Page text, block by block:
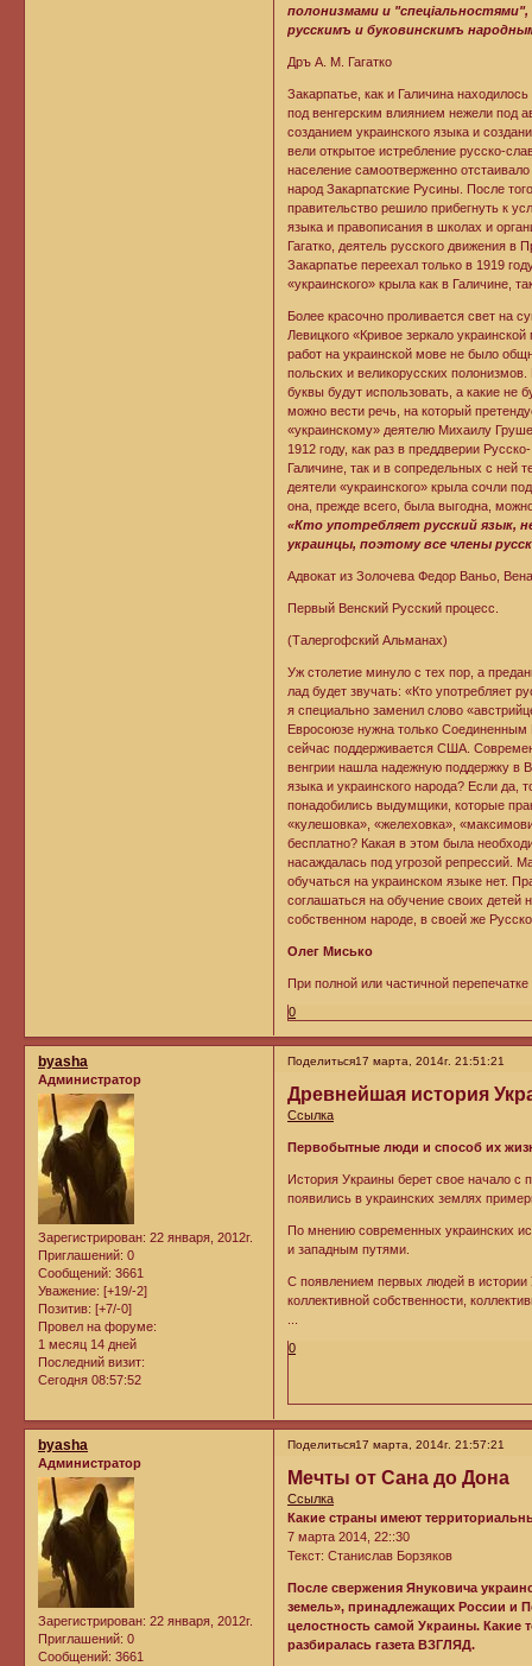
полонизмами и
русскимъ и буковинскимъ
Дръ А. М. Гагатко
Закарпатье, как и Галичина
под венгерским влиянием нежели под
созданием украинского языка и
вели открытое истребление русско-
население самоотверженно
народ Закарпатские Русины. После
правительство решило прибегнуть к
языка и правописания в школах и
Гагатко, деятель русского движения в
Закарпатье переехал только в 1919
«украинского» крыла как в Галичине,
Более красочно проливается свет на
Левицкого «Кривое зеркало
работ на украинской мове не было
польских и великорусских
буквы будут использовать, а какие не
можно вести речь, на который
«украинскому» деятелю Михаилу
1912 году, как раз в преддверии
Галичине, так и в сопредельных с ней
деятели «украинского» крыла сочли
она, прежде всего, была выгодна,
«Кто употребляет русский
украинцы, поэтому все члены
Адвокат из Золочева Федор Ваньо,
Первый Венский Русский процесс.
(Талергофский Альманах)
Уж столетие минуло с тех пор, а
лад будет звучать: «Кто употребляет
я специально заменил слово
Евросоюзе нужна только
сейчас поддерживается США.
венгрии нашла надежную поддержку в
языка и украинского народа? Если да,
понадобились выдумщики, которые
«кулешовка», «желеховка»,
бесплатно? Какая в этом была
насаждалась под угрозой репрессий.
обучаться на украинском языке нет.
соглашаться на обучение своих детей
собственном народе, в своей же
Олег Мисько
При полной или частичной
0
Поделиться17 марта, 2014г. 21:51:21
byasha
Администратор
Зарегистрирован: 22 января, 2012г.
Приглашений: 0
Сообщений: 3661
Уважение: [+19/-2]
Позитив: [+7/-0]
Провел на форуме:
1 месяц 14 дней
Последний визит:
Сегодня 08:57:52
Древнейшая история
Ссылка
Первобытные люди и способ их
История Украины берет свое начало с
появились в украинских землях
По мнению современных украинских
и западным путями.
С появлением первых людей в истории
коллективной собственности,
0
Поделиться17 марта, 2014г. 21:57:21
byasha
Администратор
Зарегистрирован: 22 января, 2012г.
Приглашений: 0
Сообщений: 3661
Мечты от Сана до Дона
Ссылка
Какие страны имеют
7 марта 2014, 22::30
Текст: Станислав Борзяков
После свержения Януковича
земель», принадлежащих России и
целостность самой Украины. Какие
разбиралась газета ВЗГЛЯД.